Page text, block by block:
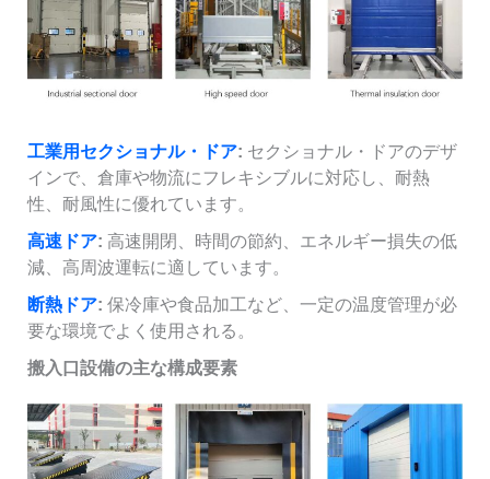
工業用セクショナル・ドア: セクショナル・ドアのデザ
インで、倉庫や物流にフレキシブルに対応し、耐熱
性、耐風性に優れています。
高速ドア: 高速開閉、時間の節約、エネルギー損失の低
減、高周波運転に適しています。
断熱ドア: 保冷庫や食品加工など、一定の温度管理が必
要な環境でよく使用される。
搬入口設備の主な構成要素